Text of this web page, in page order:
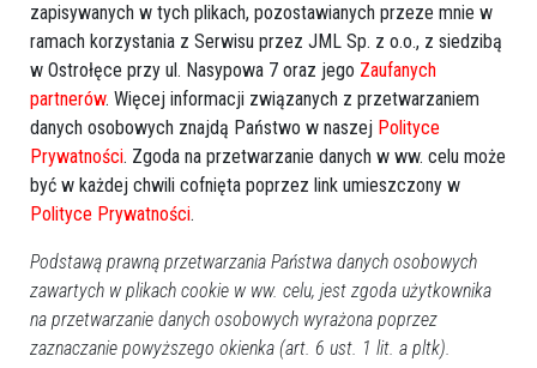
Prod. USA/Wlk. Brytania 2026, komedia, 100 min
Dwóch przyjaciół po raz kolejny wpada w sam środek
zapisywanych w tych plikach, pozostawianych przeze mnie w
ramach korzystania z Serwisu przez JML Sp. z o.o., z siedzibą
w Ostrołęce przy ul. Nasypowa 7 oraz jego Zaufanych
partnerów. Więcej informacji związanych z przetwarzaniem
danych osobowych znajdą Państwo w naszej Polityce
Prywatności. Zgoda na przetwarzanie danych w ww. celu może
być w każdej chwili cofnięta poprzez link umieszczony w
Polityce Prywatności.
Podstawą prawną przetwarzania Państwa danych osobowych
zawartych w plikach cookie w ww. celu, jest zgoda użytkownika
na przetwarzanie danych osobowych wyrażona poprzez
zaznaczanie powyższego okienka (art. 6 ust. 1 lit. a pltk).